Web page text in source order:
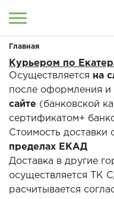
КАТАЛОГ
КОНТАКТЫ
ДОСТАВКА И ОПЛАТА
Главная
Курьером по
Осуществляется на
после оформления и
сайте (банковской
сертификатом+
Стоимость доставки
пределах ЕКАД
Доставка в другие
осуществляется ТК
расчитывается